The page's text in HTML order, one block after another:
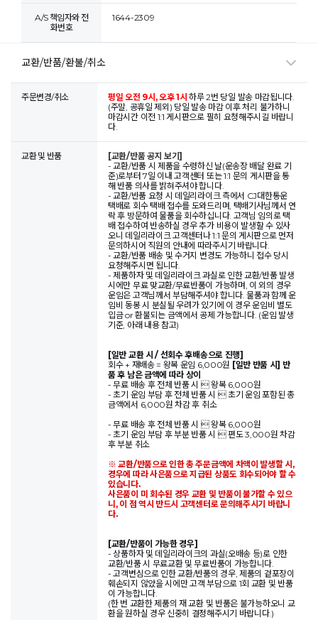
A/S 책임자와 전
화번호
1644-2309
교환/반품/환불/취소
주문변경/취소 평일 오전 9시, 오후 1시하루 2번 당일 발송 마감됩니다.
(주말, 공휴일 제외) 당일 발송 마감 이후 처리 불가하니
마감시간 이전 1:1 게시판으로 필히 요청해주시길 바랍니
다.
교환 및 반품
[교환/반품 공지 보기]
- 교환/반품 시 제품을 수령하신 날(운송장 배달 완료 기
준)로부터 7일 이내 고객센터 또는 1:1 문의 게시판을 통
해 반품 의사를 밝혀주셔야 합니다.
- 교환/반품 요청 시 데일리라이크 측에서 CJ대한통운
택배로 회수 택배 접수를 도와드리며, 택배기사님께서 연
락 후 방문하여 물품을 회수하십니다. 고객님 임의로 택
배 접수하여 반송하실 경우 추가 비용이 발생할 수 있사
오니 데일리라이크 고객센터나 1:1 문의 게시판으로 먼저
문의하시어 직원의 안내에 따라주시기 바랍니다.
- 교환/반품 배송 및 수거지 변경도 가능하니 접수 당시
요청해주시면 됩니다.
- 제품하자 및 데일리라이크 과실로 인한 교환/반품 발생
시에만 무료 맞교환/무료반품이 가능하며, 이 외의 경우
운임은 고객님께서 부담해주셔야 합니다. 물품과 함께 운
임비 동봉 시 분실될 우려가 있기에 이 경우 운임비 별도
입금 or 환불되는 금액에서 공제 가능합니다. (운임 발생
기준, 아래 내용 참고)
[일반 교환 시 / 선회수 후배송으로 진행]
회수 + 재배송 = 왕복 운임 6,000원 [일반 반품 시] 반
품 후 남은 금액에 따라 상이
- 무료 배송 후 전체 반품 시  왕복 6,000원
- 초기 운임 부담 후 전체 반품 시  초기 운임 포함된 총
금액에서 6,000원 차감 후 취소
- 무료 배송 후 전체 반품 시  왕복 6,000원
- 초기 운임 부담 후 부분 반품 시  편도 3,000원 차감
후 부분 취소
※ 교환/반품으로 인한 총 주문금액에 차액이 발생할 시,
경우에 따라 사은품으로 지급된 상품도 회수되어야 할 수
있습니다.
사은품이 미 회수된 경우 교환 및 반품이 불가할 수 있으
니, 이 점 역시 반드시 고객센터로 문의해주시기 바랍니
다.
[교환/반품이 가능한 경우]
- 상품하자 및 데일리라이크의 과실(오배송 등)로 인한
교환/반품 시 무료교환 및 무료반품이 가능합니다.
- 고객변심으로 인한 교환/반품의 경우, 제품의 겉포장이
훼손되지 않았을 시에만 고객 부담으로 1회 교환 및 반품
이 가능합니다.
(한 번 교환한 제품의 재 교환 및 반품은 불가능하오니 교
환을 원하실 경우 신중히 결정해주시기 바랍니다.)